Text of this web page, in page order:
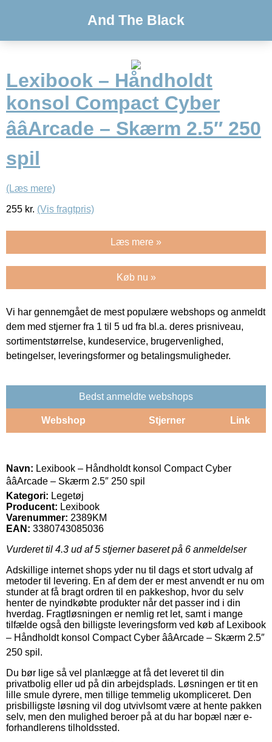
And The Black
Lexibook – Håndholdt
konsol Compact Cyber
ââArcade – Skærm 2.5″ 250
spil
(Læs mere)
255 kr. (Vis fragtpris)
Læs mere »
Køb nu »
Vi har gennemgået de mest populære webshops og anmeldt
dem med stjerner fra 1 til 5 ud fra bl.a. deres prisniveau,
sortimentstørrelse, kundeservice, brugervenlighed,
betingelser, leveringsformer og betalingsmuligheder.
Bedst anmeldte webshops
Webshop Stjerner Link
Navn: Lexibook – Håndholdt konsol Compact Cyber
ââArcade – Skærm 2.5″ 250 spil
Kategori: Legetøj
Producent: Lexibook
Varenummer: 2389KM
EAN: 3380743085036
Vurderet til 4.3 ud af 5 stjerner baseret på 6 anmeldelser
Adskillige internet shops yder nu til dags et stort udvalg af
metoder til levering. En af dem der er mest anvendt er nu om
stunder at få bragt ordren til en pakkeshop, hvor du selv
henter de nyindkøbte produkter når det passer ind i din
hverdag. Fragtløsningen er nemlig ret let, samt i mange
tilfælde også den billigste leveringsform ved køb af Lexibook
– Håndholdt konsol Compact Cyber ââArcade – Skærm 2.5″
250 spil.
Du bør lige så vel planlægge at få det leveret til din
privatbolig eller ud på din arbejdsplads. Løsningen er tit en
lille smule dyrere, men tillige temmelig ukompliceret. Den
prisbilligste løsning vil dog utvivlsomt være at hente pakken
selv, men den mulighed beroer på at du har bopæl nær e-
forhandlerens tilholdssted.